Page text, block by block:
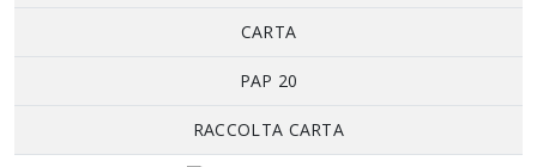
CARTA
PAP 20
RACCOLTA CARTA